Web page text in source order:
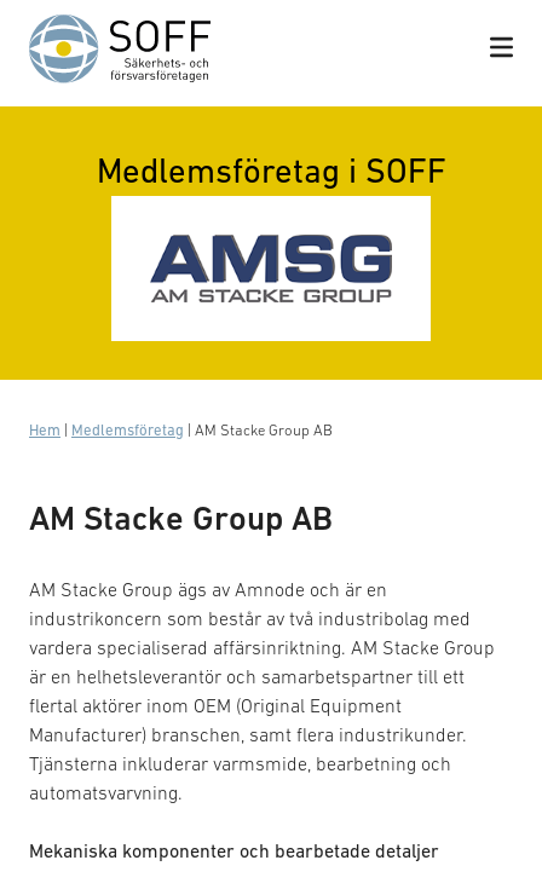
Hoppa till innehåll
Medlemsföretag i SOFF
Hem Medlemsföretag AM Stacke Group AB
AM Stacke Group AB
AM Stacke Group ägs av Amnode och är en
industrikoncern som består av två industribolag med
vardera specialiserad affärsinriktning. AM Stacke Group
är en helhetsleverantör och samarbetspartner till ett
flertal aktörer inom OEM (Original Equipment
Manufacturer) branschen, samt flera industrikunder.
Tjänsterna inkluderar varmsmide, bearbetning och
automatsvarvning.
Mekaniska komponenter och bearbetade detaljer